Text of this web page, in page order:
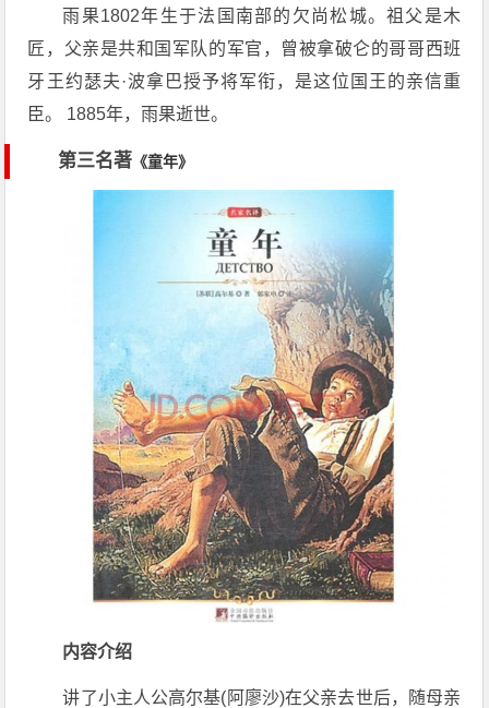
雨果1802年生于法国南部的欠尚松城。祖父是木
匠，父亲是共和国军队的军官，曾被拿破仑的哥哥西班
牙王约瑟夫·波拿巴授予将军衔，是这位国王的亲信重
臣。 1885年，雨果逝世。
第三名著 《童年》
内容介绍
讲了小主人公高尔基(阿廖沙)在父亲去世后，随母亲